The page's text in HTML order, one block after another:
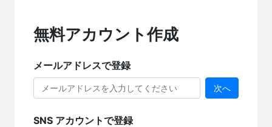
無料アカウント作成
メールアドレスで登録
次へ
SNS アカウントで登録